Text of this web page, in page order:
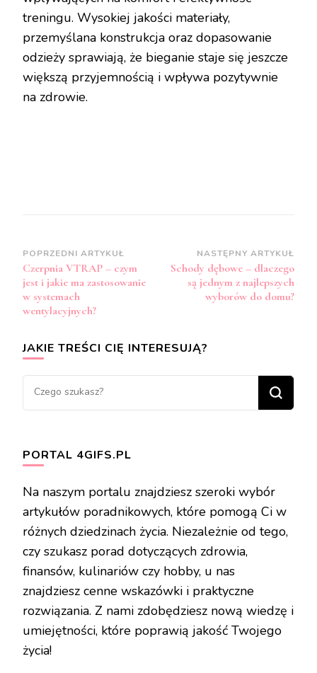
treningu. Wysokiej jakości materiały,
przemyślana konstrukcja oraz dopasowanie
odzieży sprawiają, że bieganie staje się jeszcze
większą przyjemnością i wpływa pozytywnie
na zdrowie.
Zobacz
wpisy
POPRZEDNI ARTYKUŁ
Czerpnia VTRAP – czym
jest i jakie ma zastosowanie
w systemach
wentylacyjnych?
NASTĘPNY ARTYKUŁ
Schody dębowe – dlaczego
są jednym z najlepszych
wyborów do domu?
JAKIE TREŚCI CIĘ INTERESUJĄ?
Szukasz
czegoś?
PORTAL 4GIFS.PL
Na naszym portalu znajdziesz szeroki wybór
artykułów poradnikowych, które pomogą Ci w
różnych dziedzinach życia. Niezależnie od tego,
czy szukasz porad dotyczących zdrowia,
finansów, kulinariów czy hobby, u nas
znajdziesz cenne wskazówki i praktyczne
rozwiązania. Z nami zdobędziesz nową wiedzę i
umiejętności, które poprawią jakość Twojego
życia!